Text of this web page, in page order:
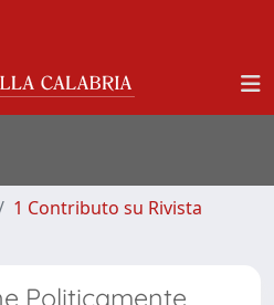
1 Contributo su Rivista
Politicamente